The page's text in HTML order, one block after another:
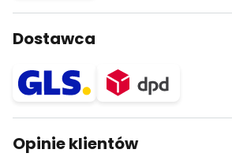
Dostawca
Opinie klientów